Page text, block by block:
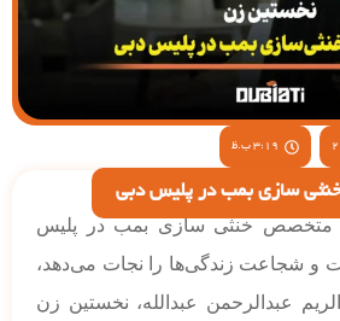
3:19 ب.ظ
سازی بمب در پلیس دبی
متخصص خنثی سازی بمب در پلیس
و شجاعت زندگی‌ها را نجات می‌دهد،
عبدالرحمن عبدالله، نخستین زن